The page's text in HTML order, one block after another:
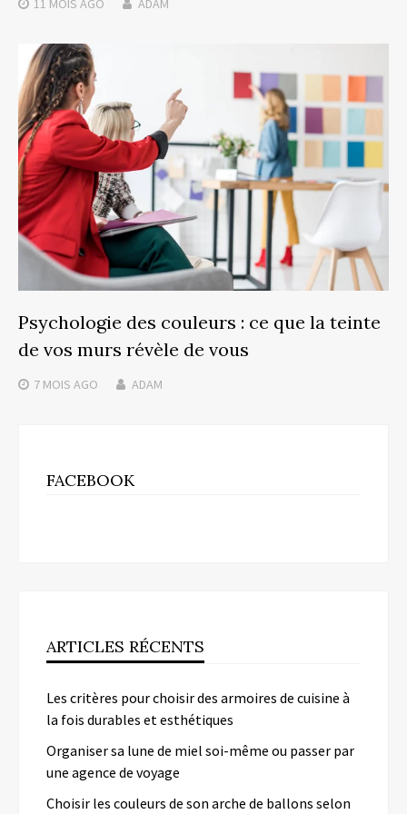
11 MOIS AGO ADAM
Psychologie des couleurs : ce que la teinte
de vos murs révèle de vous
7 MOIS AGO ADAM
FACEBOOK
ARTICLES RÉCENTS
Les critères pour choisir des armoires de cuisine à
la fois durables et esthétiques
Organiser sa lune de miel soi-même ou passer par
une agence de voyage
Choisir les couleurs de son arche de ballons selon